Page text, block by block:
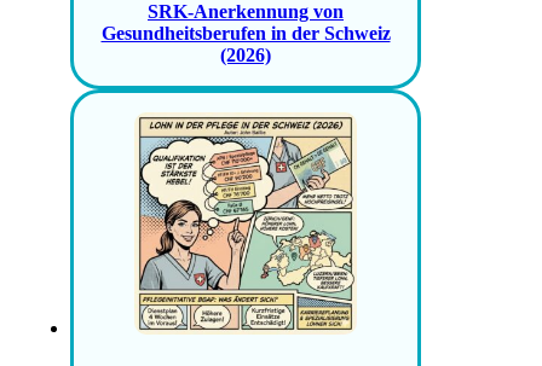
SRK-Anerkennung von
Gesundheitsberufen in der Schweiz
(2026)